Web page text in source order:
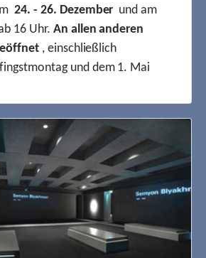
24. - 26. Dezember und am
16 Uhr. An allen anderen
, einschließlich
und dem 1. Mai